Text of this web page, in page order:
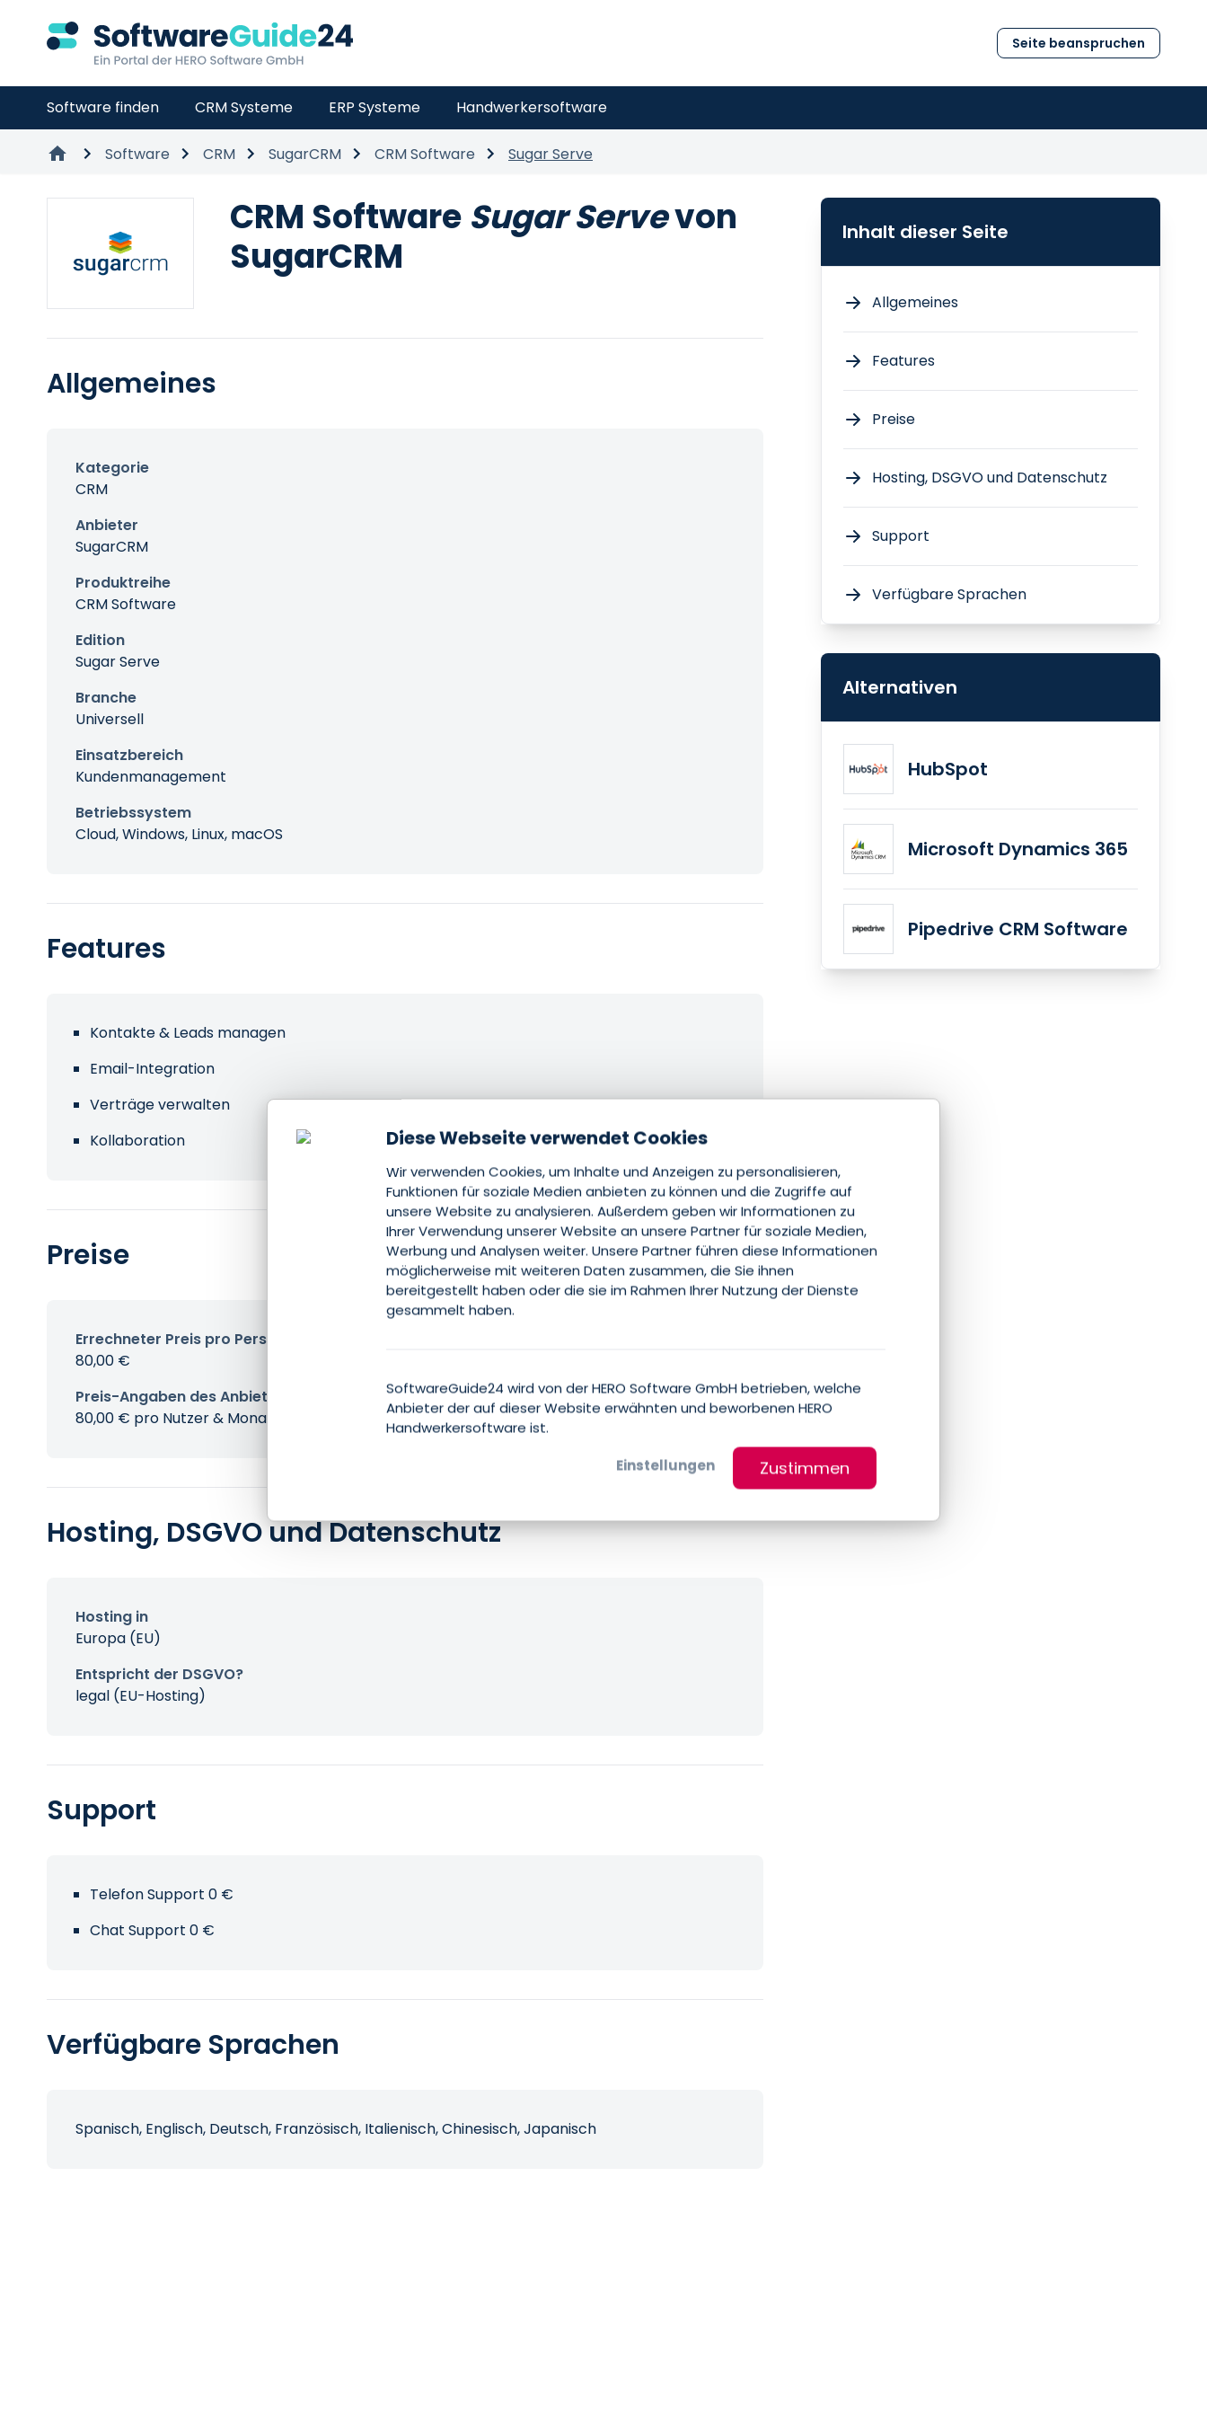
Diese Webseite verwendet Cookies
Wir verwenden Cookies, um Inhalte und Anzeigen zu personalisieren,
Funktionen für soziale Medien anbieten zu können und die Zugriffe auf
unsere Website zu analysieren. Außerdem geben wir Informationen zu
Ihrer Verwendung unserer Website an unsere Partner für soziale Medien,
Werbung und Analysen weiter. Unsere Partner führen diese Informationen
möglicherweise mit weiteren Daten zusammen, die Sie ihnen
bereitgestellt haben oder die sie im Rahmen Ihrer Nutzung der Dienste
gesammelt haben.
SoftwareGuide24 wird von der HERO Software GmbH betrieben, welche
Anbieter der auf dieser Website erwähnten und beworbenen HERO
Handwerkersoftware ist.
Einstellungen
Zustimmen
Seite beanspruchen
Software finden CRM Systeme ERP Systeme Handwerkersoftware
Software CRM SugarCRM CRM Software Sugar Serve
CRM Software Sugar Servevon
SugarCRM
Allgemeines
Kategorie
CRM
Anbieter
SugarCRM
Produktreihe
CRM Software
Edition
Sugar Serve
Branche
Universell
Einsatzbereich
Kundenmanagement
Betriebssystem
Cloud, Windows, Linux, macOS
Features
Kontakte & Leads managen
Email-Integration
Verträge verwalten
Kollaboration
Preise
Errechneter Preis pro Person & Monat
80,00 €
Preis-Angaben des Anbieters
80,00 € pro Nutzer & Monat
Hosting, DSGVO und Datenschutz
Hosting in
Europa (EU)
Entspricht der DSGVO?
legal (EU-Hosting)
Support
Telefon Support 0 €
Chat Support 0 €
Verfügbare Sprachen
Spanisch, Englisch, Deutsch, Französisch, Italienisch, Chinesisch, Japanisch
Inhalt dieser Seite
Allgemeines
Features
Preise
Hosting, DSGVO und Datenschutz
Support
Verfügbare Sprachen
Alternativen
HubSpot
Microsoft Dynamics 365
Pipedrive CRM Software